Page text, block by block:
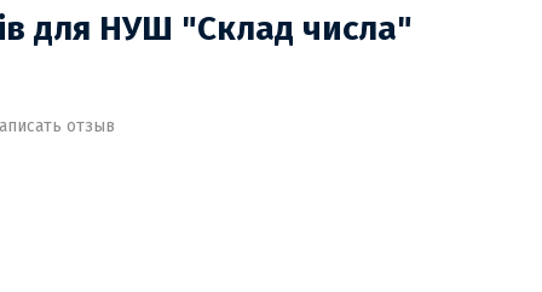
для НУШ "Склад числа"
отзыв